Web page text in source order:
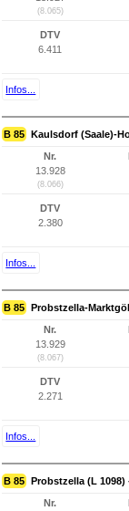
(8.065)
DTV
6.411
Infos...
B 85 Kaulsdorf (Saale)-
Nr.
13.928
(8.066)
DTV
2.380
Infos...
B 85 Probstzella-
Nr.
13.929
(8.067)
DTV
2.271
Infos...
B 85 Probstzella (L 1098)
Nr.